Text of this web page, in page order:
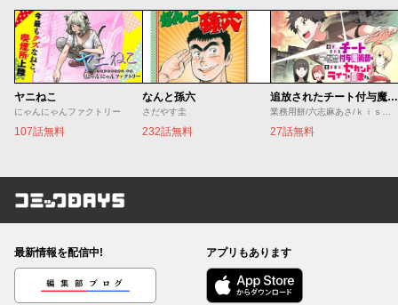
ヤニねこ
にゃんにゃんファクトリー
107話無料
なんと孫六
さだやす圭
232話無料
追放されたチート付与魔術師は気ままなセカンドライフを謳歌する。 ～俺は武器だけじゃなく、あらゆるものに『強化ポイント』を付与できるし、俺の意思でいつでも効果を解除できるけど、残った人たち大丈夫？～
27話無料
コミックDAYS
最新情報を配信中!
編集部ブログ
アプリもあります